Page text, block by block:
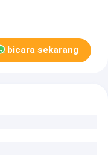
bicara sekarang